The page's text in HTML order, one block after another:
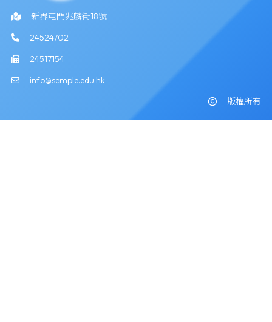
新界屯門兆麟街18號
24524702
24517154
info@semple.edu.hk
版權所有